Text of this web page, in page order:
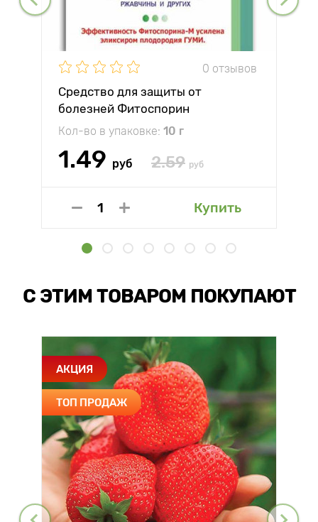
0 отзывов
Средство для защиты от
болезней Фитоспорин
Кол-во в упаковке: 10 г
1.49 руб 2.59 руб
Купить
С ЭТИМ ТОВАРОМ ПОКУПАЮТ
АКЦИЯ
ТОП ПРОДАЖ